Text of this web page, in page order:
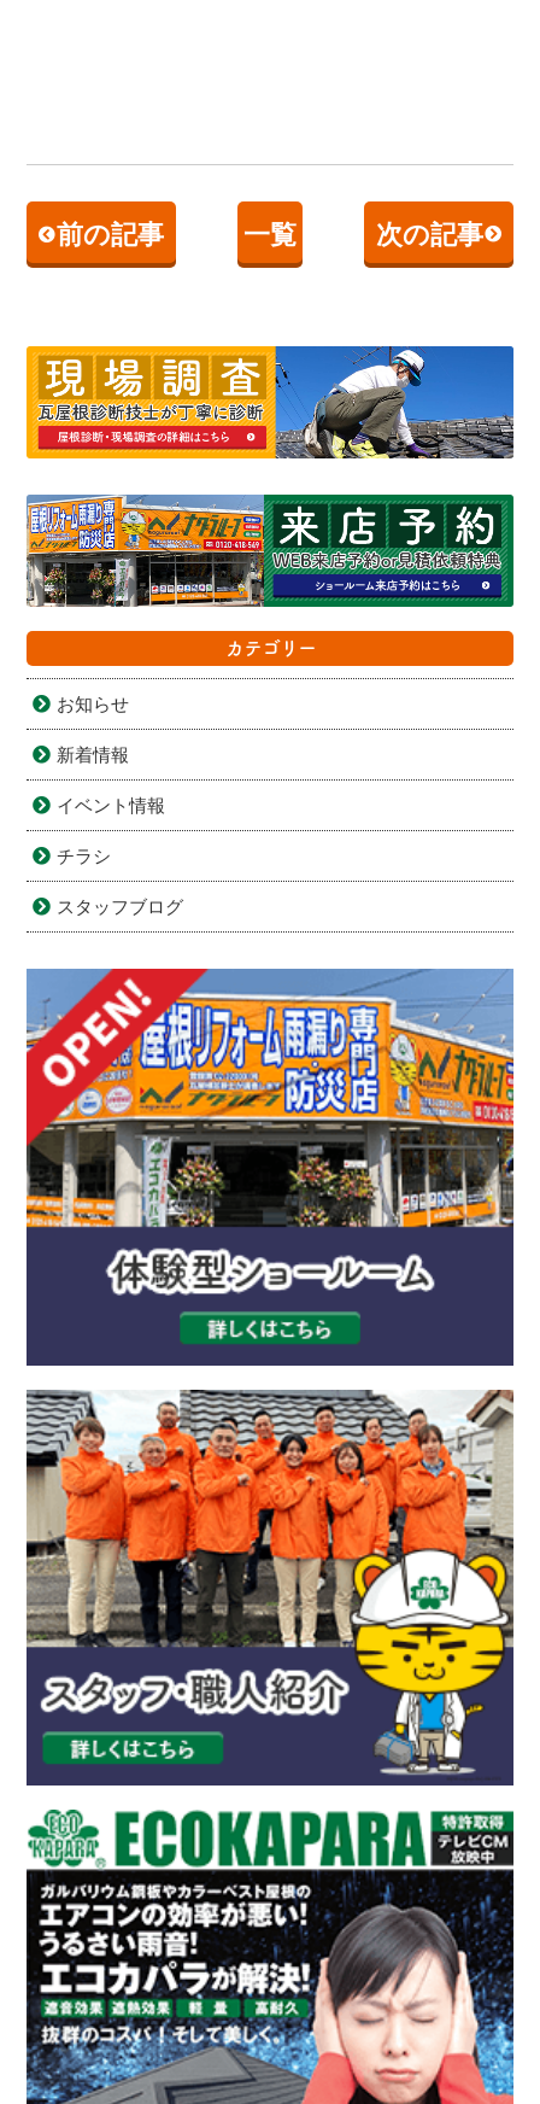
前の記事 一覧 次の記事
カテゴリー
お知らせ
新着情報
イベント情報
チラシ
スタッフブログ